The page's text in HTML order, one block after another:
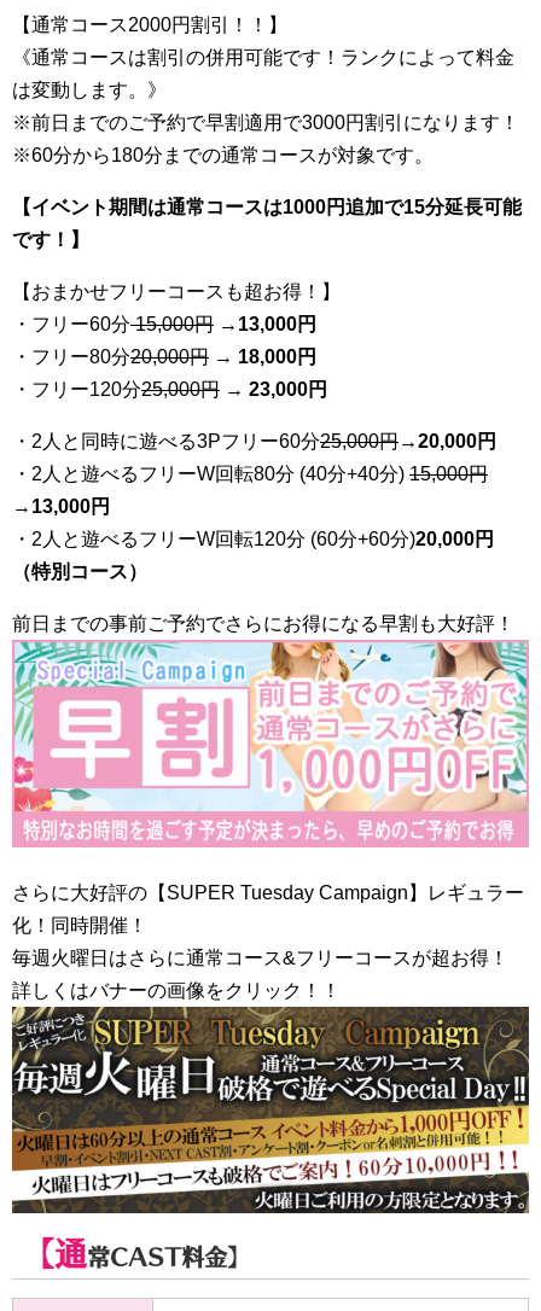
【通常コース2000円割引！！】
《通常コースは割引の併用可能です！ランクによって料金
は変動します。》
※前日までのご予約で早割適用で3000円割引になります！
※60分から180分までの通常コースが対象です。
【イベント期間は通常コースは1000円追加で15分延長可能
です！】
【おまかせフリーコースも超お得！】
・フリー60分15,000円 → 13,000円
・フリー80分20,000円 → 18,000円
・フリー120分25,000円 → 23,000円
・2人と同時に遊べる3Pフリー60分25,000円→20,000円
・2人と遊べるフリーW回転80分 (40分+40分) 15,000円
→ 13,000円
・2人と遊べるフリーW回転120分 (60分+60分)20,000円
（特別コース）
前日までの事前ご予約でさらにお得になる早割も大好評！
さらに大好評の【SUPER Tuesday Campaign】レギュラー
化！同時開催！
毎週火曜日はさらに通常コース&フリーコースが超お得！
詳しくはバナーの画像をクリック！！
【通常CAST料金】